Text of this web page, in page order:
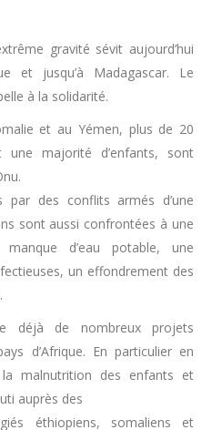
gravité sévit aujourd’hui
et jusqu’à Madagascar. Le
à la solidarité.
et au Yémen, plus de 20
majorité d’enfants, sont
par des conflits armés d’une
sont aussi confrontées à une
d’eau potable, une
un effondrement des
déjà de nombreux projets
d’Afrique. En particulier en
malnutrition des enfants et
auprès des
éthiopiens, somaliens et